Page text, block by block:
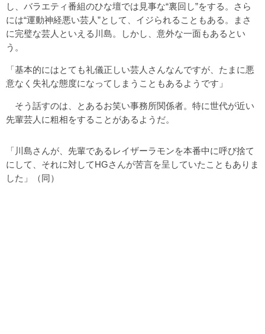
し、バラエティ番組のひな壇では見事な“裏回し”をする。さら
には“運動神経悪い芸人”として、イジられることもある。まさ
に完璧な芸人といえる川島。しかし、意外な一面もあるとい
う。
「基本的にはとても礼儀正しい芸人さんなんですが、たまに悪
意なく失礼な態度になってしまうこともあるようです」
そう話すのは、とあるお笑い事務所関係者。特に世代が近い
先輩芸人に粗相をすることがあるようだ。
「川島さんが、先輩であるレイザーラモンを本番中に呼び捨て
にして、それに対してHGさんが苦言を呈していたこともありま
した」（同）